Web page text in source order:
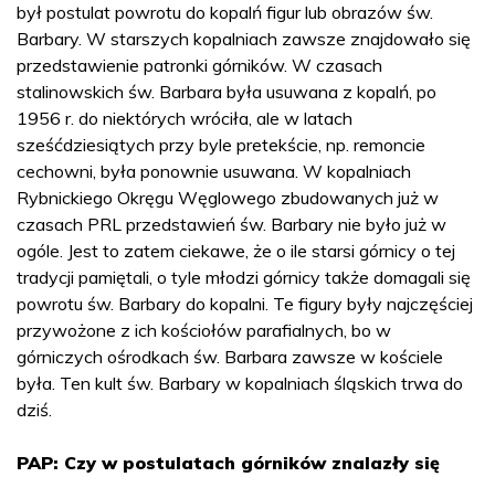
był postulat powrotu do kopalń figur lub obrazów św.
Barbary. W starszych kopalniach zawsze znajdowało się
przedstawienie patronki górników. W czasach
stalinowskich św. Barbara była usuwana z kopalń, po
1956 r. do niektórych wróciła, ale w latach
sześćdziesiątych przy byle pretekście, np. remoncie
cechowni, była ponownie usuwana. W kopalniach
Rybnickiego Okręgu Węglowego zbudowanych już w
czasach PRL przedstawień św. Barbary nie było już w
ogóle. Jest to zatem ciekawe, że o ile starsi górnicy o tej
tradycji pamiętali, o tyle młodzi górnicy także domagali się
powrotu św. Barbary do kopalni. Te figury były najczęściej
przywożone z ich kościołów parafialnych, bo w
górniczych ośrodkach św. Barbara zawsze w kościele
była. Ten kult św. Barbary w kopalniach śląskich trwa do
dziś.
PAP: Czy w postulatach górników znalazły się